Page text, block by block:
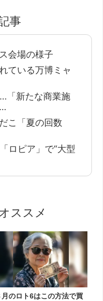
事
会場の様子
ている万博ミャ
「新たな商業施
こ「夏の回数
ロピア」で“大型
ススメ
月のロト6はこの方法で買